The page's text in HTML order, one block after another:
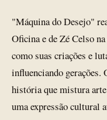
"Máquina do Desejo"
Oficina e de Zé Celso
como suas criações e
influenciando gerações.
história que mistura
uma expressão cultural